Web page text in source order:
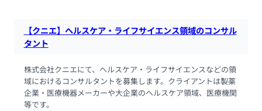
【クニエ】ヘルスケア・ライフサイエンス領域のコンサル
タント
株式会社クニエにて、ヘルスケア・ライフサイエンスなどの領
域におけるコンサルタントを募集します。クライアントは製薬
企業・医療機器メーカーや大企業のヘルスケア領域、医療機関
等です。